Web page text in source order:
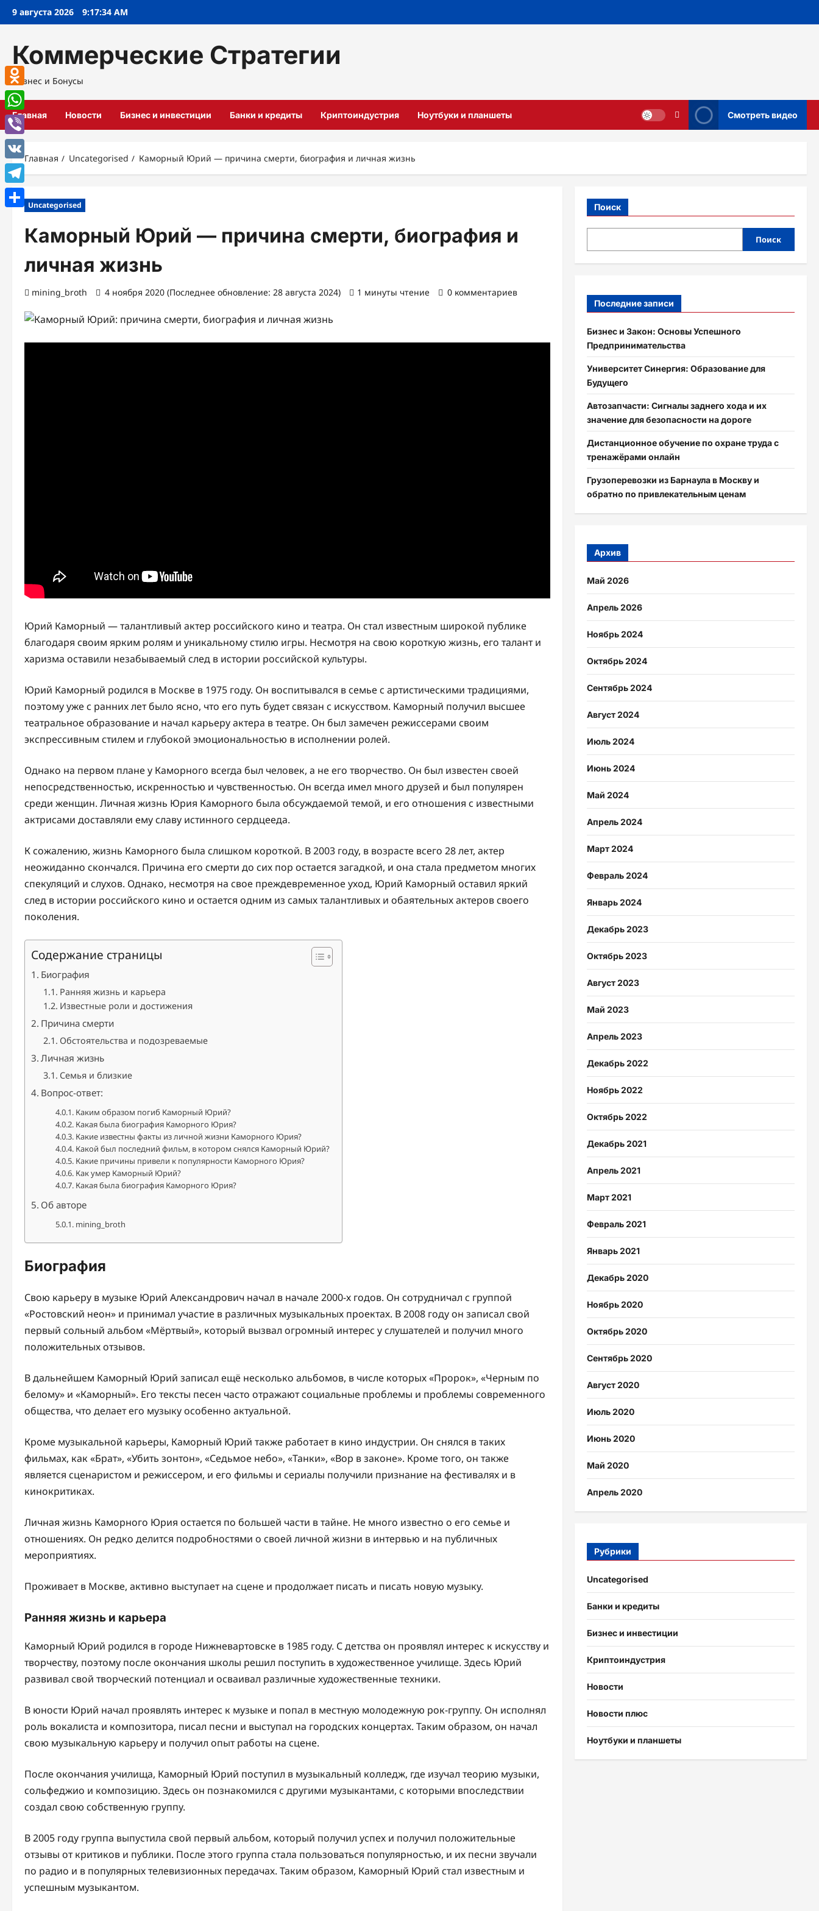
Перейти
9 августа 2026 9:17:34 AM
Коммерческие Стратегии
Бизнес и Бонусы
Главная Новости Бизнес и инвестиции Банки и кредиты Криптоиндустрия Ноутбуки и планшеты Смотреть видео
Главная Uncategorised Каморный Юрий — причина смерти, биография и личная жизнь
Uncategorised
Каморный Юрий — причина смерти, биография и
личная жизнь
mining_broth 4 ноября 2020 (Последнее обновление: 28 августа 2024) 1 минуты чтение 0 комментариев
Юрий Каморный — талантливый актер российского кино и театра. Он стал известным широкой публике
благодаря своим ярким ролям и уникальному стилю игры. Несмотря на свою короткую жизнь, его талант и
харизма оставили незабываемый след в истории российской культуры.
Юрий Каморный родился в Москве в 1975 году. Он воспитывался в семье с артистическими традициями,
поэтому уже с ранних лет было ясно, что его путь будет связан с искусством. Каморный получил высшее
театральное образование и начал карьеру актера в театре. Он был замечен режиссерами своим
экспрессивным стилем и глубокой эмоциональностью в исполнении ролей.
Однако на первом плане у Каморного всегда был человек, а не его творчество. Он был известен своей
непосредственностью, искренностью и чувственностью. Он всегда имел много друзей и был популярен
среди женщин. Личная жизнь Юрия Каморного была обсуждаемой темой, и его отношения с известными
актрисами доставляли ему славу истинного сердцееда.
К сожалению, жизнь Каморного была слишком короткой. В 2003 году, в возрасте всего 28 лет, актер
неожиданно скончался. Причина его смерти до сих пор остается загадкой, и она стала предметом многих
спекуляций и слухов. Однако, несмотря на свое преждевременное уход, Юрий Каморный оставил яркий
след в истории российского кино и остается одним из самых талантливых и обаятельных актеров своего
поколения.
Содержание страницы
Биография
Ранняя жизнь и карьера
Известные роли и достижения
Причина смерти
Обстоятельства и подозреваемые
Личная жизнь
Семья и близкие
Вопрос-ответ:
Каким образом погиб Каморный Юрий?
Какая была биография Каморного Юрия?
Какие известны факты из личной жизни Каморного Юрия?
Какой был последний фильм, в котором снялся Каморный Юрий?
Какие причины привели к популярности Каморного Юрия?
Как умер Каморный Юрий?
Какая была биография Каморного Юрия?
Об авторе
mining_broth
Биография
Свою карьеру в музыке Юрий Александрович начал в начале 2000-х годов. Он сотрудничал с группой
«Ростовский неон» и принимал участие в различных музыкальных проектах. В 2008 году он записал свой
первый сольный альбом «Мёртвый», который вызвал огромный интерес у слушателей и получил много
положительных отзывов.
В дальнейшем Каморный Юрий записал ещё несколько альбомов, в числе которых «Прорoк», «Чeрным по
белому» и «Каморный». Его тексты песен часто отражают социальные проблемы и проблемы современного
общества, что делает его музыку особенно актуальной.
Кроме музыкальной карьеры, Каморный Юрий также работает в кино индустрии. Он снялся в таких
фильмах, как «Брат», «Убить зонтон», «Седьмое небо», «Танки», «Вор в законе». Кроме того, он также
является сценаристом и режиссером, и его фильмы и сериалы получили признание на фестивалях и в
кинокритиках.
Личная жизнь Каморного Юрия остается по большей части в тайне. Не много известно о его семье и
отношениях. Он редко делится подробностями о своей личной жизни в интервью и на публичных
мероприятиях.
Проживает в Москве, активно выступает на сцене и продолжает писать и писать новую музыку.
Ранняя жизнь и карьера
Каморный Юрий родился в городе Нижневартовске в 1985 году. С детства он проявлял интерес к искусству и
творчеству, поэтому после окончания школы решил поступить в художественное училище. Здесь Юрий
развивал свой творческий потенциал и осваивал различные художественные техники.
В юности Юрий начал проявлять интерес к музыке и попал в местную молодежную рок-группу. Он исполнял
роль вокалиста и композитора, писал песни и выступал на городских концертах. Таким образом, он начал
свою музыкальную карьеру и получил опыт работы на сцене.
После окончания училища, Каморный Юрий поступил в музыкальный колледж, где изучал теорию музыки,
сольфеджио и композицию. Здесь он познакомился с другими музыкантами, с которыми впоследствии
создал свою собственную группу.
В 2005 году группа выпустила свой первый альбом, который получил успех и получил положительные
отзывы от критиков и публики. После этого группа стала пользоваться популярностью, и их песни звучали
по радио и в популярных телевизионных передачах. Таким образом, Каморный Юрий стал известным и
успешным музыкантом.
Поиск
Поиск
Последние записи
Бизнес и Закон: Основы Успешного
Предпринимательства
Университет Синергия: Образование для
Будущего
Автозапчасти: Сигналы заднего хода и их
значение для безопасности на дороге
Дистанционное обучение по охране труда с
тренажёрами онлайн
Грузоперевозки из Барнаула в Москву и
обратно по привлекательным ценам
Архив
Май 2026
Апрель 2026
Ноябрь 2024
Октябрь 2024
Сентябрь 2024
Август 2024
Июль 2024
Июнь 2024
Май 2024
Апрель 2024
Март 2024
Февраль 2024
Январь 2024
Декабрь 2023
Октябрь 2023
Август 2023
Май 2023
Апрель 2023
Декабрь 2022
Ноябрь 2022
Октябрь 2022
Декабрь 2021
Апрель 2021
Март 2021
Февраль 2021
Январь 2021
Декабрь 2020
Ноябрь 2020
Октябрь 2020
Сентябрь 2020
Август 2020
Июль 2020
Июнь 2020
Май 2020
Апрель 2020
Рубрики
Uncategorised
Банки и кредиты
Бизнес и инвестиции
Криптоиндустрия
Новости
Новости плюс
Ноутбуки и планшеты
Odnoklassniki
WhatsApp
Viber
VK
Telegram